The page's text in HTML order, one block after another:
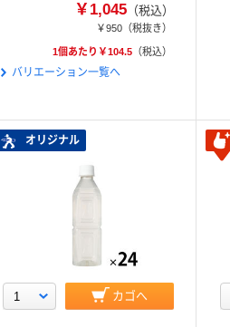
￥1,045（税込）
￥950（税抜き）
1個あたり￥104.5（税込）
バリエーション一覧へ
オリジナル
カゴへ